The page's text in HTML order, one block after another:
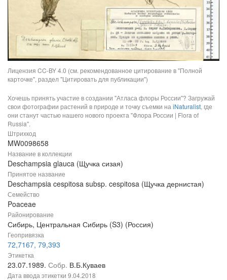
Лицензия CC-BY 4.0 (см. рекомендованное цитирование в "Полной
карточке", раздел "Цитировать для публикации")
Хочешь принять участие в создании "Атласа флоры России"? Загружай
свои фотографии растений в природе и точку съемки на iNaturalist, где
они станут частью нашего нового проекта "Флора России | Flora of
Russia".
Штрихкод
MW0098658
Название в коллекции
Deschampsia glauca (Щучка сизая)
Принятое название
Deschampsia cespitosa subsp. cespitosa (Щучка дернистая)
Семейство
Poaceae
Районирование
Сибирь, Центральная Сибирь (S3) (Россия)
Геопривязка
72,7167, 79,393
Этикетка
23.07.1989. Собр. В.Б.Куваев
Дата ввода этикетки 9.04.2018